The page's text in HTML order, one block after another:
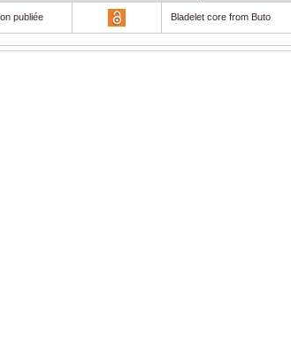
publiée Bladelet core from Buto